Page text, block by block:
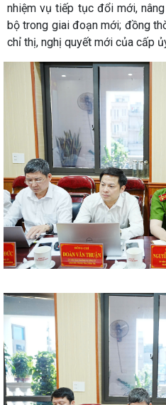
nhiệm vụ tiếp tục đổi mới,
bộ trong giai đoạn mới; đồng
chỉ thị, nghị quyết mới của cấp